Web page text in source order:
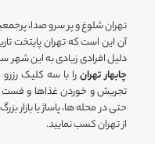
تهران شلوغ و پر سرو صدا،
آن این است که تهران پایتخت
دلیل افرادی زیادی به این شهر
چابهار تهرانرا با سه کلیک
تجریش و خوردن غذاها و فست
حتی در محله ها، پاساژ یا بازار
از تهران کسب نمایید.